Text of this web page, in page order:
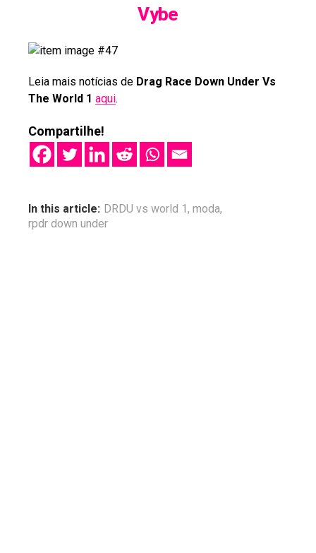
Vybe
Leia mais notícias de Drag Race Down Under Vs
The World 1 aqui.
Compartilhe!
In this article: DRDU vs world 1, moda,
rpdr down under